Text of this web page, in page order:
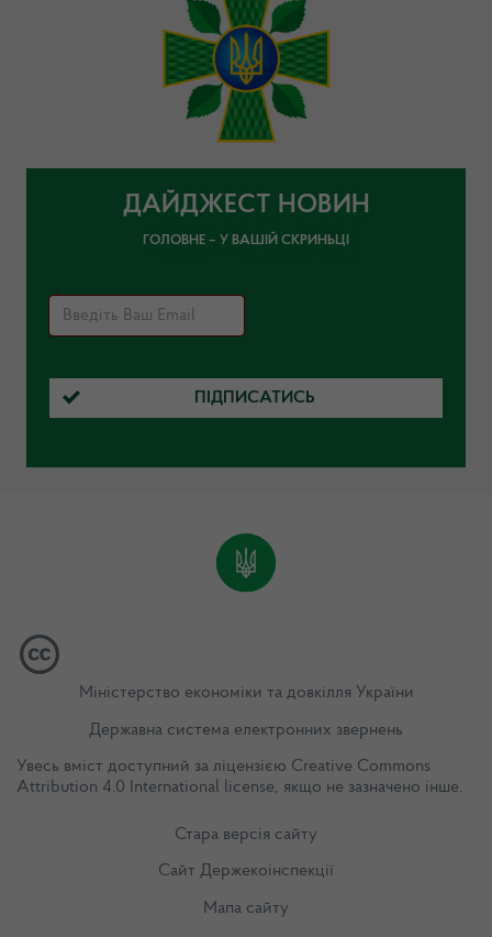
ДАЙДЖЕСТ НОВИН
ГОЛОВНЕ – У ВАШІЙ СКРИНЬЦІ
ПІДПИСАТИСЬ
Міністерство економіки та довкілля України
Державна система електронних звернень
Увесь вміст доступний за ліцензією Creative Commons
Attribution 4.0 International license, якщо не зазначено інше.
Стара версія сайту
Сайт Держекоінспекції
Мапа сайту